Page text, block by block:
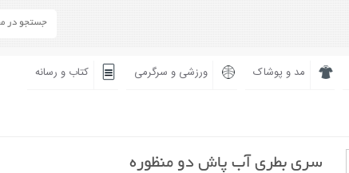
مد و پوشاک ورزشی و سرگرمی کتاب و رسانه
سری بطری آب پاش دو منظوره